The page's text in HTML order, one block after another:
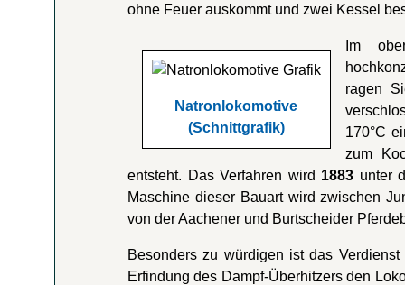
ohne Feuer auskommt und zwei Kessel
Natronlokomotive
(Schnittgrafik)
Im
ragen
170°C
zum
entsteht. Das Verfahren wird 1883 unter
Maschine dieser Bauart wird zwischen
von der Aachener und Burtscheider
Besonders zu würdigen ist das
Erfindung des Dampf-Überhitzers den